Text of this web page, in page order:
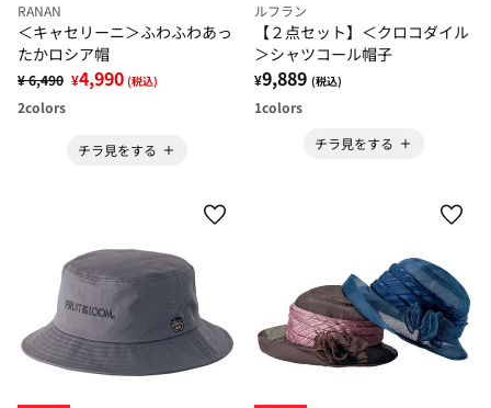
RANAN
＜キャセリーニ＞ふわふわあっ
たかロシア帽
¥ 6,490 ¥4,990 (税込)
2colors
チラ見をする
ルフラン
【２点セット】＜クロコダイル
＞シャツコール帽子
¥9,889 (税込)
1colors
チラ見をする